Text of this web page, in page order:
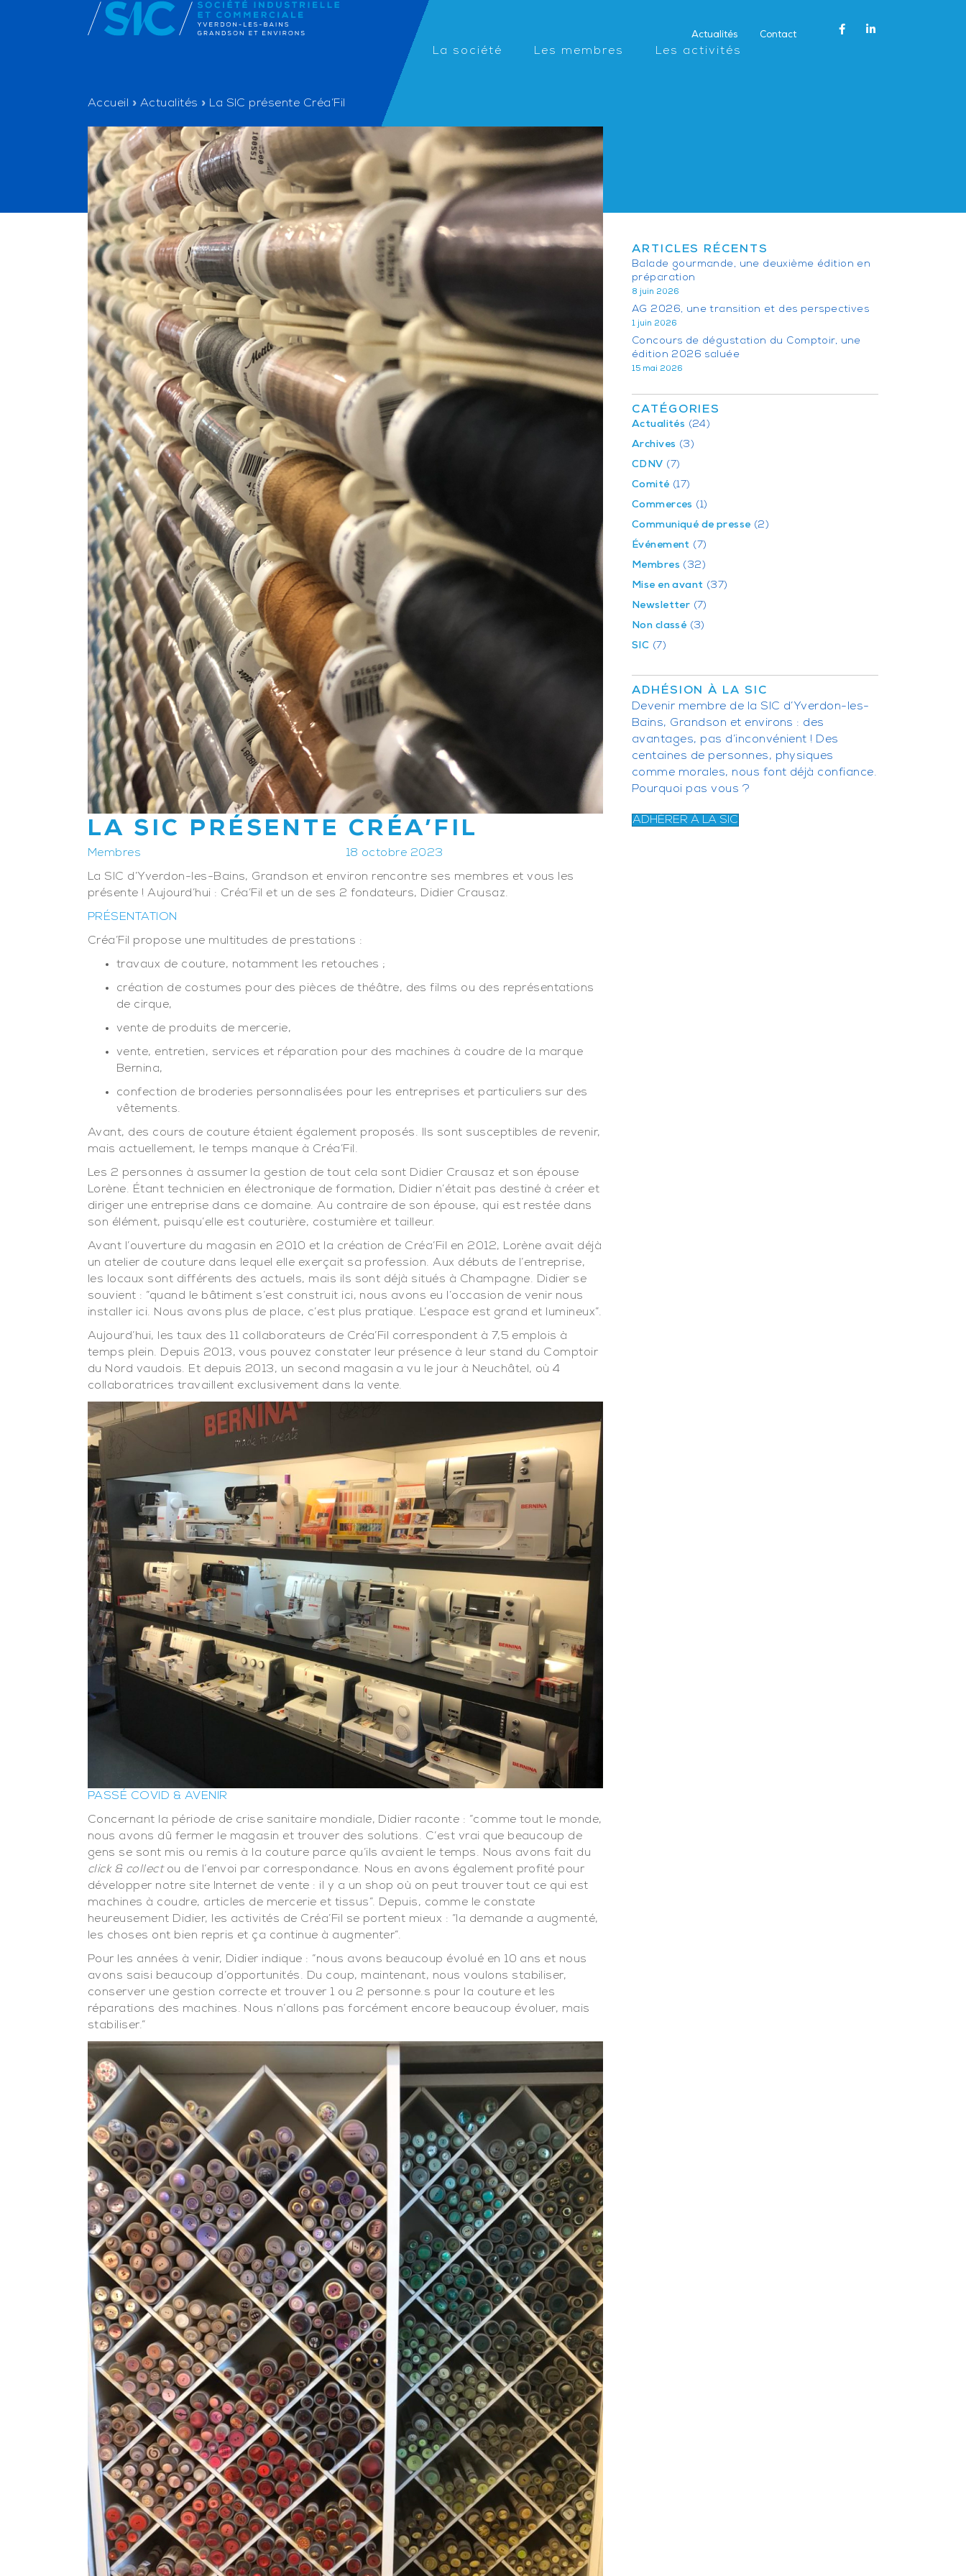
Actualités Contact
La société Les membres Les activités
Accueil » Actualités » La SIC présente Créa’Fil
LA SIC PRÉSENTE CRÉA’FIL
Membres 18 octobre 2023
La SIC d’Yverdon-les-Bains, Grandson et environ rencontre ses membres et vous les
présente ! Aujourd’hui : Créa’Fil et un de ses 2 fondateurs, Didier Crausaz.
PRÉSENTATION
Créa’Fil propose une multitudes de prestations :
travaux de couture, notamment les retouches ;
création de costumes pour des pièces de théâtre, des films ou des représentations
de cirque,
vente de produits de mercerie,
vente, entretien, services et réparation pour des machines à coudre de la marque
Bernina,
confection de broderies personnalisées pour les entreprises et particuliers sur des
vêtements.
Avant, des cours de couture étaient également proposés. Ils sont susceptibles de revenir,
mais actuellement, le temps manque à Créa’Fil.
Les 2 personnes à assumer la gestion de tout cela sont Didier Crausaz et son épouse
Lorène. Étant technicien en électronique de formation, Didier n’était pas destiné à créer et
diriger une entreprise dans ce domaine. Au contraire de son épouse, qui est restée dans
son élément, puisqu’elle est couturière, costumière et tailleur.
Avant l’ouverture du magasin en 2010 et la création de Créa’Fil en 2012, Lorène avait déjà
un atelier de couture dans lequel elle exerçait sa profession. Aux débuts de l’entreprise,
les locaux sont différents des actuels, mais ils sont déjà situés à Champagne. Didier se
souvient : “quand le bâtiment s’est construit ici, nous avons eu l’occasion de venir nous
installer ici. Nous avons plus de place, c’est plus pratique. L’espace est grand et lumineux”.
Aujourd’hui, les taux des 11 collaborateurs de Créa’Fil correspondent à 7,5 emplois à
temps plein. Depuis 2013, vous pouvez constater leur présence à leur stand du Comptoir
du Nord vaudois. Et depuis 2013, un second magasin a vu le jour à Neuchâtel, où 4
collaboratrices travaillent exclusivement dans la vente.
PASSÉ COVID & AVENIR
Concernant la période de crise sanitaire mondiale, Didier raconte : “comme tout le monde,
nous avons dû fermer le magasin et trouver des solutions. C’est vrai que beaucoup de
gens se sont mis ou remis à la couture parce qu’ils avaient le temps. Nous avons fait du
click & collectou de l’envoi par correspondance. Nous en avons également profité pour
développer notre site Internet de vente : il y a un shop où on peut trouver tout ce qui est
machines à coudre, articles de mercerie et tissus”. Depuis, comme le constate
heureusement Didier, les activités de Créa’Fil se portent mieux : “la demande a augmenté,
les choses ont bien repris et ça continue à augmenter”.
Pour les années à venir, Didier indique : “nous avons beaucoup évolué en 10 ans et nous
avons saisi beaucoup d’opportunités. Du coup, maintenant, nous voulons stabiliser,
conserver une gestion correcte et trouver 1 ou 2 personne.s pour la couture et les
réparations des machines. Nous n’allons pas forcément encore beaucoup évoluer, mais
stabiliser.”
ARTICLES RÉCENTS
Balade gourmande, une deuxième édition en
préparation
8 juin 2026
AG 2026, une transition et des perspectives
1 juin 2026
Concours de dégustation du Comptoir, une
édition 2026 saluée
15 mai 2026
CATÉGORIES
Actualités (24)
Archives (3)
CDNV (7)
Comité (17)
Commerces (1)
Communiqué de presse (2)
Événement (7)
Membres (32)
Mise en avant (37)
Newsletter (7)
Non classé (3)
SIC (7)
ADHÉSION À LA SIC
Devenir membre de la SIC d’Yverdon-les-
Bains, Grandson et environs : des
avantages, pas d’inconvénient ! Des
centaines de personnes, physiques
comme morales, nous font déjà confiance.
Pourquoi pas vous ?
ADHÉRER À LA SIC